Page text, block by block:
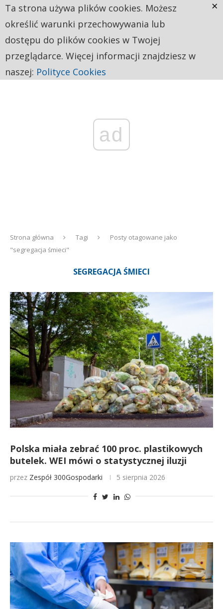
ad
Strona główna Tagi
Posty otagowane jako
"segregacja śmieci"
SEGREGACJA ŚMIECI
Polska miała zebrać 100 proc. plastikowych
butelek. WEI mówi o statystycznej iluzji
przez Zespół 300Gospodarki 5 sierpnia 2026
Ta strona używa plików cookies. Możesz
określić warunki przechowywania lub
dostępu do plików cookies w Twojej
przeglądarce. Więcej informacji znajdziesz w
naszej: Polityce Cookies
×